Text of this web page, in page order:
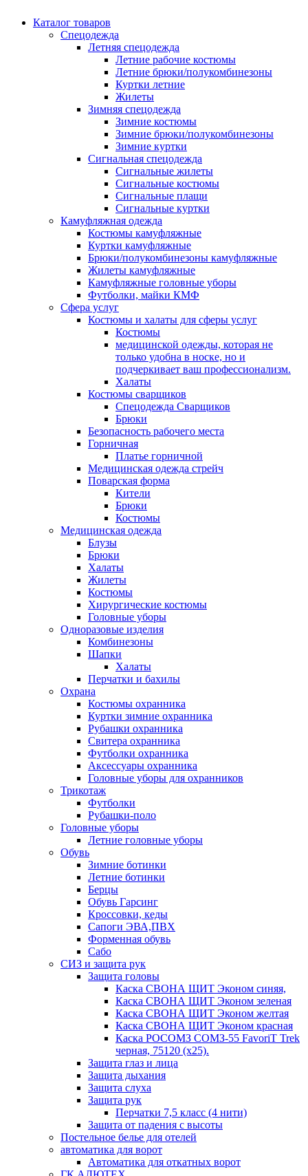
Каталог товаров
Спецодежда
Летняя спецодежда
Летние рабочие костюмы
Летние брюки/полукомбинезоны
Куртки летние
Жилеты
Зимняя спецодежда
Зимние костюмы
Зимние брюки/полукомбинезоны
Зимние куртки
Сигнальная спецодежда
Сигнальные жилеты
Сигнальные костюмы
Сигнальные плащи
Сигнальные куртки
Камуфляжная одежда
Костюмы камуфляжные
Куртки камуфляжные
Брюки/полукомбинезоны камуфляжные
Жилеты камуфляжные
Камуфляжные головные уборы
Футболки, майки КМФ
Сфера услуг
Костюмы и халаты для сферы услуг
Костюмы
медицинской одежды, которая не
только удобна в носке, но и
подчеркивает ваш профессионализм.
Халаты
Костюмы сварщиков
Спецодежда Сварщиков
Брюки
Безопасность рабочего места
Горничная
Платье горничной
Медицинская одежда стрейч
Поварская форма
Кители
Брюки
Костюмы
Медицинская одежда
Блузы
Брюки
Халаты
Жилеты
Костюмы
Хирургические костюмы
Головные уборы
Одноразовые изделия
Комбинезоны
Шапки
Халаты
Перчатки и бахилы
Охрана
Костюмы охранника
Куртки зимние охранника
Рубашки охранника
Свитера охранника
Футболки охранника
Аксессуары охранника
Головные уборы для охранников
Трикотаж
Футболки
Рубашки-поло
Головные уборы
Летние головные уборы
Обувь
Зимние ботинки
Летние ботинки
Берцы
Обувь Гарсинг
Кроссовки, кеды
Сапоги ЭВА,ПВХ
Форменная обувь
Сабо
СИЗ и защита рук
Защита головы
Каска СВОНА ЩИТ Эконом синяя,
Каска СВОНА ЩИТ Эконом зеленая
Каска СВОНА ЩИТ Эконом желтая
Каска СВОНА ЩИТ Эконом красная
Каска РОСОМЗ СОМЗ-55 FavoriT Trek
черная, 75120 (х25).
Защита глаз и лица
Защита дыхания
Защита слуха
Защита рук
Перчатки 7,5 класс (4 нити)
Защита от падения с высоты
Постельное белье для отелей
автоматика для ворот
Автоматика для откатных ворот